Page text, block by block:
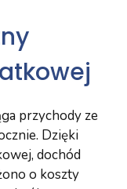
przychody ze
Dzięki
dochód
o koszty